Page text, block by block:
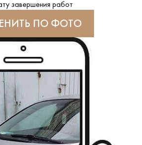
завершения работ
ПО ФОТО